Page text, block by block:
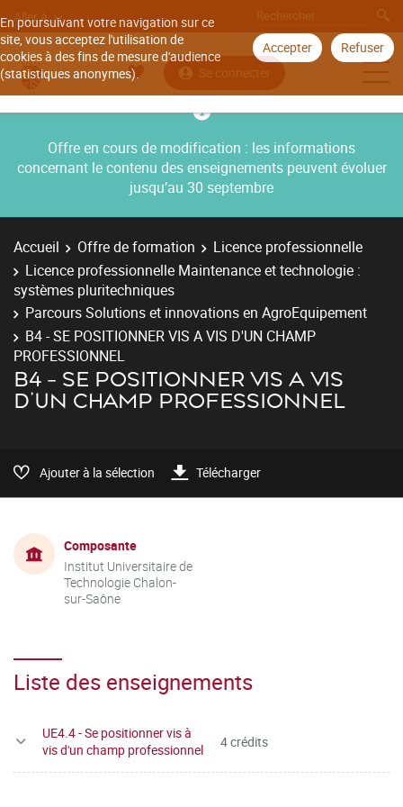
En poursuivant votre navigation sur ce
site, vous acceptez l'utilisation de
cookies à des fins de mesure d'audience
(statistiques anonymes).
Accepter Refuser
Aller à
Se connecter
Offre en cours de modification : les informations
concernant le contenu des enseignements peuvent évoluer
jusqu’au 30 septembre
Accueil Offre de formation
Licence professionnelle
Licence professionnelle Maintenance et technologie :
systèmes pluritechniques
Parcours Solutions et innovations en AgroEquipement
B4 - SE POSITIONNER VIS A VIS D'UN CHAMP
PROFESSIONNEL
B4 - SE POSITIONNER VIS A VIS
D'UN CHAMP PROFESSIONNEL
Ajouter à la sélection Télécharger
Composante
Institut Universitaire de
Technologie Chalon-
sur-Saône
Liste des enseignements
UE4.4 - Se positionner vis à
vis d'un champ professionnel
4 crédits